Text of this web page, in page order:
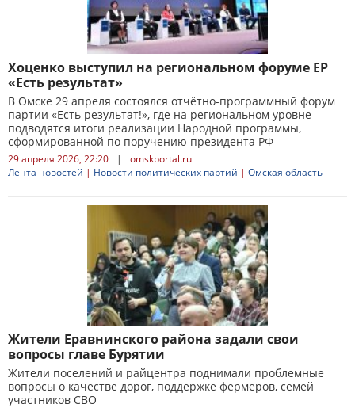
Хоценко выступил на региональном форуме ЕР
«Есть результат»
В Омске 29 апреля состоялся отчётно-программный форум
партии «Есть результат!», где на региональном уровне
подводятся итоги реализации Народной программы,
сформированной по поручению президента РФ
29 апреля 2026, 22:20 |
omskportal.ru
Лента новостей | Новости политических партий | Омская область
Жители Еравнинского района задали свои
вопросы главе Бурятии
Жители поселений и райцентра поднимали проблемные
вопросы о качестве дорог, поддержке фермеров, семей
участников СВО